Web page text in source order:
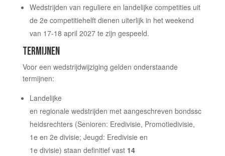
Wedstrijden van reguliere en landelijke competities uit
de 2e competitiehelft dienen uiterlijk in het weekend
van 17-18 april 2027 te zijn gespeeld.
TERMIJNEN
Voor een wedstrijdwijziging gelden onderstaande
termijnen:
Landelijke
en regionale wedstrijden metaangeschreven bondssc
heidsrechters (Senioren: Eredivisie, Promotiedivisie,
1e en 2e divisie; Jeugd: Eredivisie en
1e divisie) staan definitief vast 14